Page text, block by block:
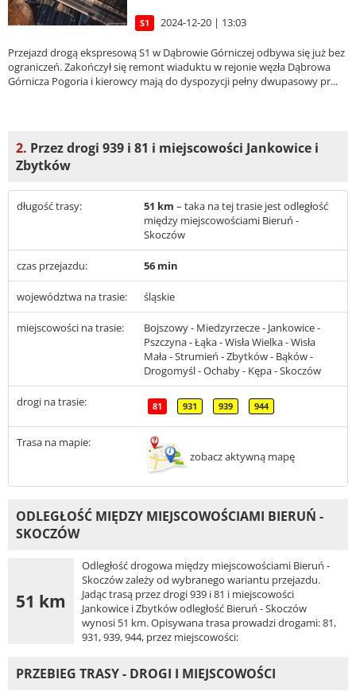
S1 2024-12-20 | 13:03
Przejazd drogą ekspresową S1 w Dąbrowie Górniczej odbywa się już bez
ograniczeń. Zakończył się remont wiaduktu w rejonie węzła Dąbrowa
Górnicza Pogoria i kierowcy mają do dyspozycji pełny dwupasowy pr...
2. Przez drogi 939 i 81 i miejscowości Jankowice i
Zbytków
długość trasy: 51 km – taka na tej trasie jest odległość
między miejscowościami Bieruń -
Skoczów
czas przejazdu: 56 min
województwa na trasie: śląskie
miejscowości na trasie:
Bojszowy - Miedzyrzecze - Jankowice -
Pszczyna - Łąka - Wisła Wielka - Wisła
Mała - Strumień - Zbytków - Bąków -
Drogomyśl - Ochaby - Kępa - Skoczów
drogi na trasie: 81 931 939 944
Trasa na mapie:
zobacz aktywną mapę
ODLEGŁOŚĆ MIĘDZY MIEJSCOWOŚCIAMI BIERUŃ -
SKOCZÓW
51 km
Odległość drogowa między miejscowościami Bieruń -
Skoczów zależy od wybranego wariantu przejazdu.
Jadąc trasą przez drogi 939 i 81 i miejscowości
Jankowice i Zbytków odległość Bieruń - Skoczów
wynosi 51 km. Opisywana trasa prowadzi drogami: 81,
931, 939, 944, przez miejscowości:
PRZEBIEG TRASY - DROGI I MIEJSCOWOŚCI